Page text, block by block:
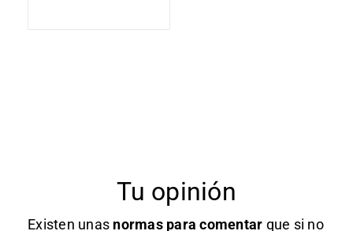
Tu opinión
Existen unas normas para comentar que si no